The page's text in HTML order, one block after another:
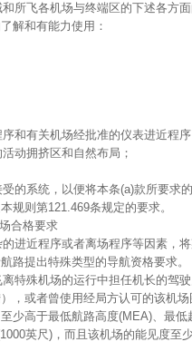
所飞各机场与终端区的下述各方
解和有能力使用：
和有关机场经批准的仪表进近程序
动拥挤区和自然布局；
的系统，以便将本条(a)款所要求
规则第121.469条规定的要求。
合格要求
进近程序或者离场程序等因素，
路提出特殊类型的导航资格要求。
特殊机场的运行中担任机长的驾
，或者曾使用经局方认可的该机
少高于最低航路高度(MEA)、最
英尺)，而且该机场的能见度至